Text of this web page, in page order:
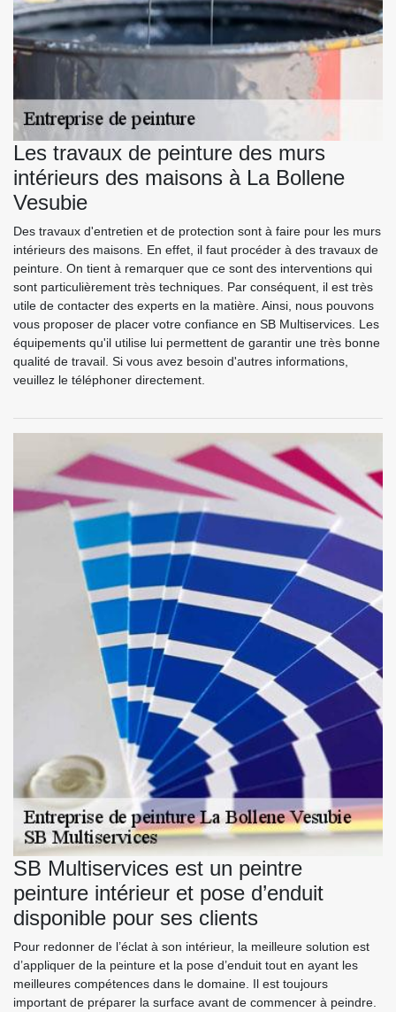
Les travaux de peinture des murs
intérieurs des maisons à La Bollene
Vesubie
Des travaux d'entretien et de protection sont à faire pour les murs
intérieurs des maisons. En effet, il faut procéder à des travaux de
peinture. On tient à remarquer que ce sont des interventions qui
sont particulièrement très techniques. Par conséquent, il est très
utile de contacter des experts en la matière. Ainsi, nous pouvons
vous proposer de placer votre confiance en SB Multiservices. Les
équipements qu'il utilise lui permettent de garantir une très bonne
qualité de travail. Si vous avez besoin d'autres informations,
veuillez le téléphoner directement.
SB Multiservices est un peintre
peinture intérieur et pose d’enduit
disponible pour ses clients
Pour redonner de l’éclat à son intérieur, la meilleure solution est
d’appliquer de la peinture et la pose d’enduit tout en ayant les
meilleures compétences dans le domaine. Il est toujours
important de préparer la surface avant de commencer à peindre.